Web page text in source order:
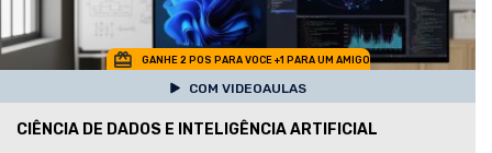
GANHE 2 POS PARA VOCE +1 PARA UM AMIGO
COM VIDEOAULAS
CIÊNCIA DE DADOS E INTELIGÊNCIA ARTIFICIAL